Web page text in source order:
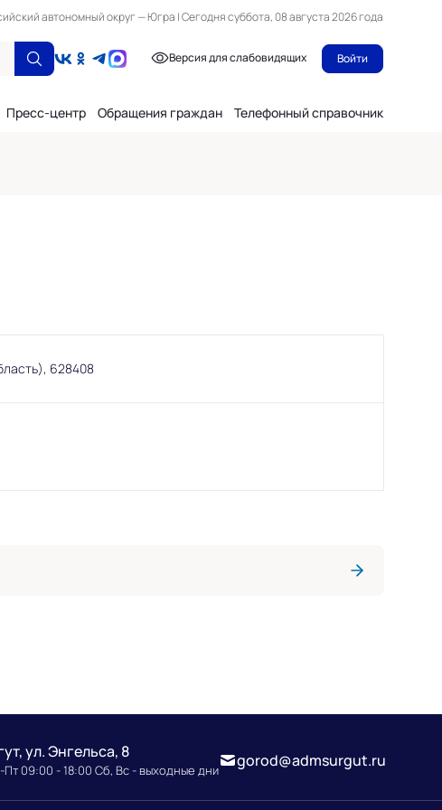
автономный округ — Югра | Сегодня суббота, 08 августа 2026 года
Версия для слабовидящих Войти
Пресс-центр Обращения граждан Телефонный справочник
628408
ул. Энгельса, 8
09:00 - 18:00 Сб, Вс - выходные дни gorod@admsurgut.ru